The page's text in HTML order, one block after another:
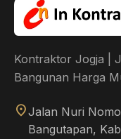
Kontraktor Jogja |
Bangunan Harga
location_onJalan Nuri
Bangutapan,